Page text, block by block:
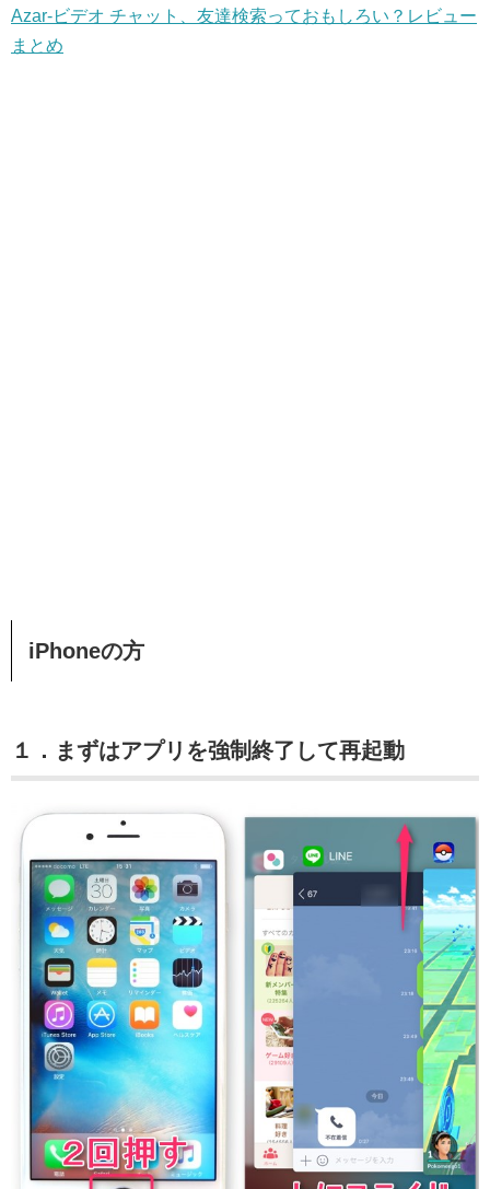
Azar-ビデオ チャット、友達検索っておもしろい？レビュー
まとめ
iPhoneの方
１．まずはアプリを強制終了して再起動